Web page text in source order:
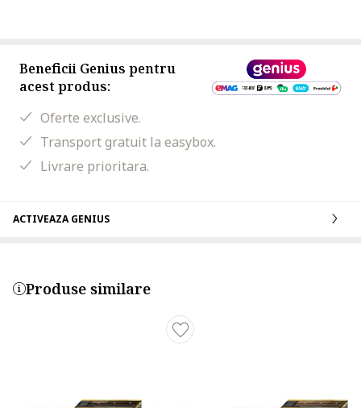
Beneficii Genius pentru
acest produs:
Oferte exclusive.
Transport gratuit la easybox.
Livrare prioritara.
ACTIVEAZA GENIUS
Produse similare